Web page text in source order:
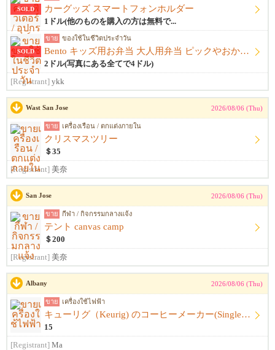
SOLD カーグッズ スマートフォンホルダー
1ドル(他のものを購入の方は無料で...
SOLD
ขาย ของใช้ในชีวิตประจำวัน
Bento キッズ用お弁当 大人用弁当 ピックやおかずカップ他
2ドル(写真にある全てで4ドル)
[Registrant] ykk
Wast San Jose 2026/08/06 (Thu)
ขาย เครื่องเรือน / ตกแต่งภายใน
クリスマスツリー
＄35
[Registrant] 美奈
San Jose 2026/08/06 (Thu)
ขาย กีฬา / กิจกรรมกลางแจ้ง
テント canvas camp
＄200
[Registrant] 美奈
Albany 2026/08/06 (Thu)
ขาย เครื่องใช้ไฟฟ้า
キューリグ（Keurig) のコーヒーメーカー(Single Serve Coffee) Maker
15
[Registrant] Ma